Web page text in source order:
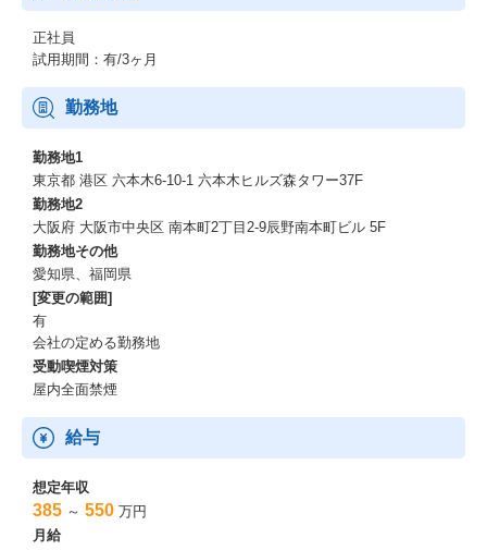
正社員
試用期間：有/3ヶ月
勤務地
勤務地1
東京都 港区 六本木6-10-1 六本木ヒルズ森タワー37F
勤務地2
大阪府 大阪市中央区 南本町2丁目2-9辰野南本町ビル 5F
勤務地その他
愛知県、福岡県
[変更の範囲]
有
会社の定める勤務地
受動喫煙対策
屋内全面禁煙
給与
想定年収
385 ～ 550 万円
月給